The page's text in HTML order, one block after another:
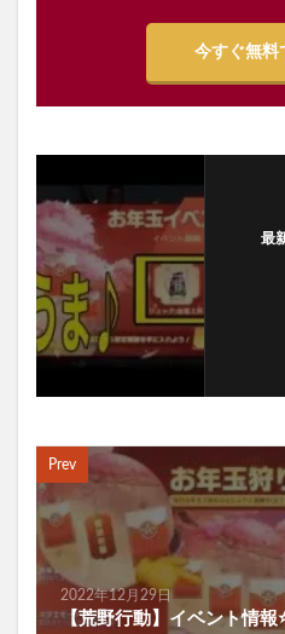
今すぐ無料
最
Prev
2022年12月29日
【荒野行動】イベント情報